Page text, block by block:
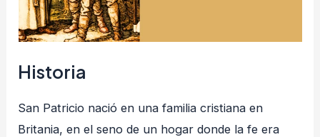
Historia
San Patricio nació en una familia cristiana en
Britania, en el seno de un hogar donde la fe era